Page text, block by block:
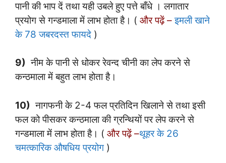
पानी की भाप दें तथा यही उबले हुए पत्ते बाँधे । लगातार
प्रयोग से गन्डमाला में लाभ होता है। ( और पढ़ें – इमली खाने
के 78 जबरदस्त फायदे )
9) नीम के पानी से धोकर रेवन्द चीनी का लेप करने से
कन्ठमाला में बहुत लाभ होता है।
10) नागफनी के 2-4 फल प्रतिदिन खिलाने से तथा इसी
फल को पीसकर कन्ठमाला की ग्रन्थियों पर लेप करने से
गन्डमाला में लाभ होता है। ( और पढ़ें –थूहर के 26
चमत्कारिक औषधिय प्रयोग )